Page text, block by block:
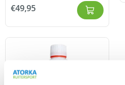
€49,95